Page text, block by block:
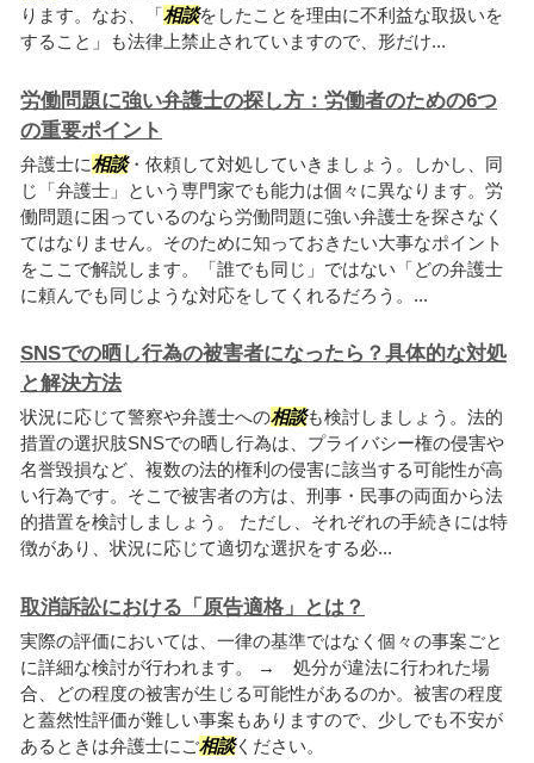
ります。なお、「相談をしたことを理由に不利益な取扱いを
すること」も法律上禁止されていますので、形だけ...
労働問題に強い弁護士の探し方：労働者のための6つ
の重要ポイント
弁護士に相談・依頼して対処していきましょう。しかし、同
じ「弁護士」という専門家でも能力は個々に異なります。労
働問題に困っているのなら労働問題に強い弁護士を探さなく
てはなりません。そのために知っておきたい大事なポイント
をここで解説します。「誰でも同じ」ではない「どの弁護士
に頼んでも同じような対応をしてくれるだろう。...
SNSでの晒し行為の被害者になったら？具体的な対処
と解決方法
状況に応じて警察や弁護士への相談も検討しましょう。法的
措置の選択肢SNSでの晒し行為は、プライバシー権の侵害や
名誉毀損など、複数の法的権利の侵害に該当する可能性が高
い行為です。そこで被害者の方は、刑事・民事の両面から法
的措置を検討しましょう。 ただし、それぞれの手続きには特
徴があり、状況に応じて適切な選択をする必...
取消訴訟における「原告適格」とは？
実際の評価においては、一律の基準ではなく個々の事案ごと
に詳細な検討が行われます。 → 処分が違法に行われた場
合、どの程度の被害が生じる可能性があるのか。被害の程度
と蓋然性評価が難しい事案もありますので、少しでも不安が
あるときは弁護士にご相談ください。